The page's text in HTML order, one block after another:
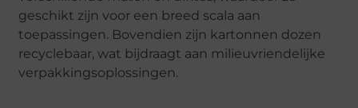
geschikt zijn voor een breed scala aan
toepassingen. Bovendien zijn kartonnen dozen
recyclebaar, wat bijdraagt aan milieuvriendelijke
verpakkingsoplossingen.